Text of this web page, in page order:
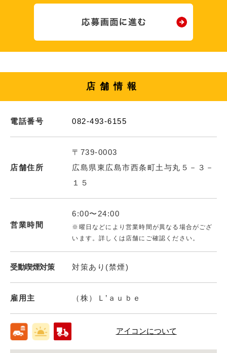
店舗情報
電話番号 082-493-6155
店舗住所
〒739-0003
広島県東広島市西条町土与丸５－３－
１５
営業時間
6:00〜24:00
※曜日などにより営業時間が異なる場合がござ
います。詳しくは店舗にご確認ください。
受動喫煙対策 対策あり(禁煙)
雇用主 （株）Ｌ’ａｕｂｅ
アイコンについて